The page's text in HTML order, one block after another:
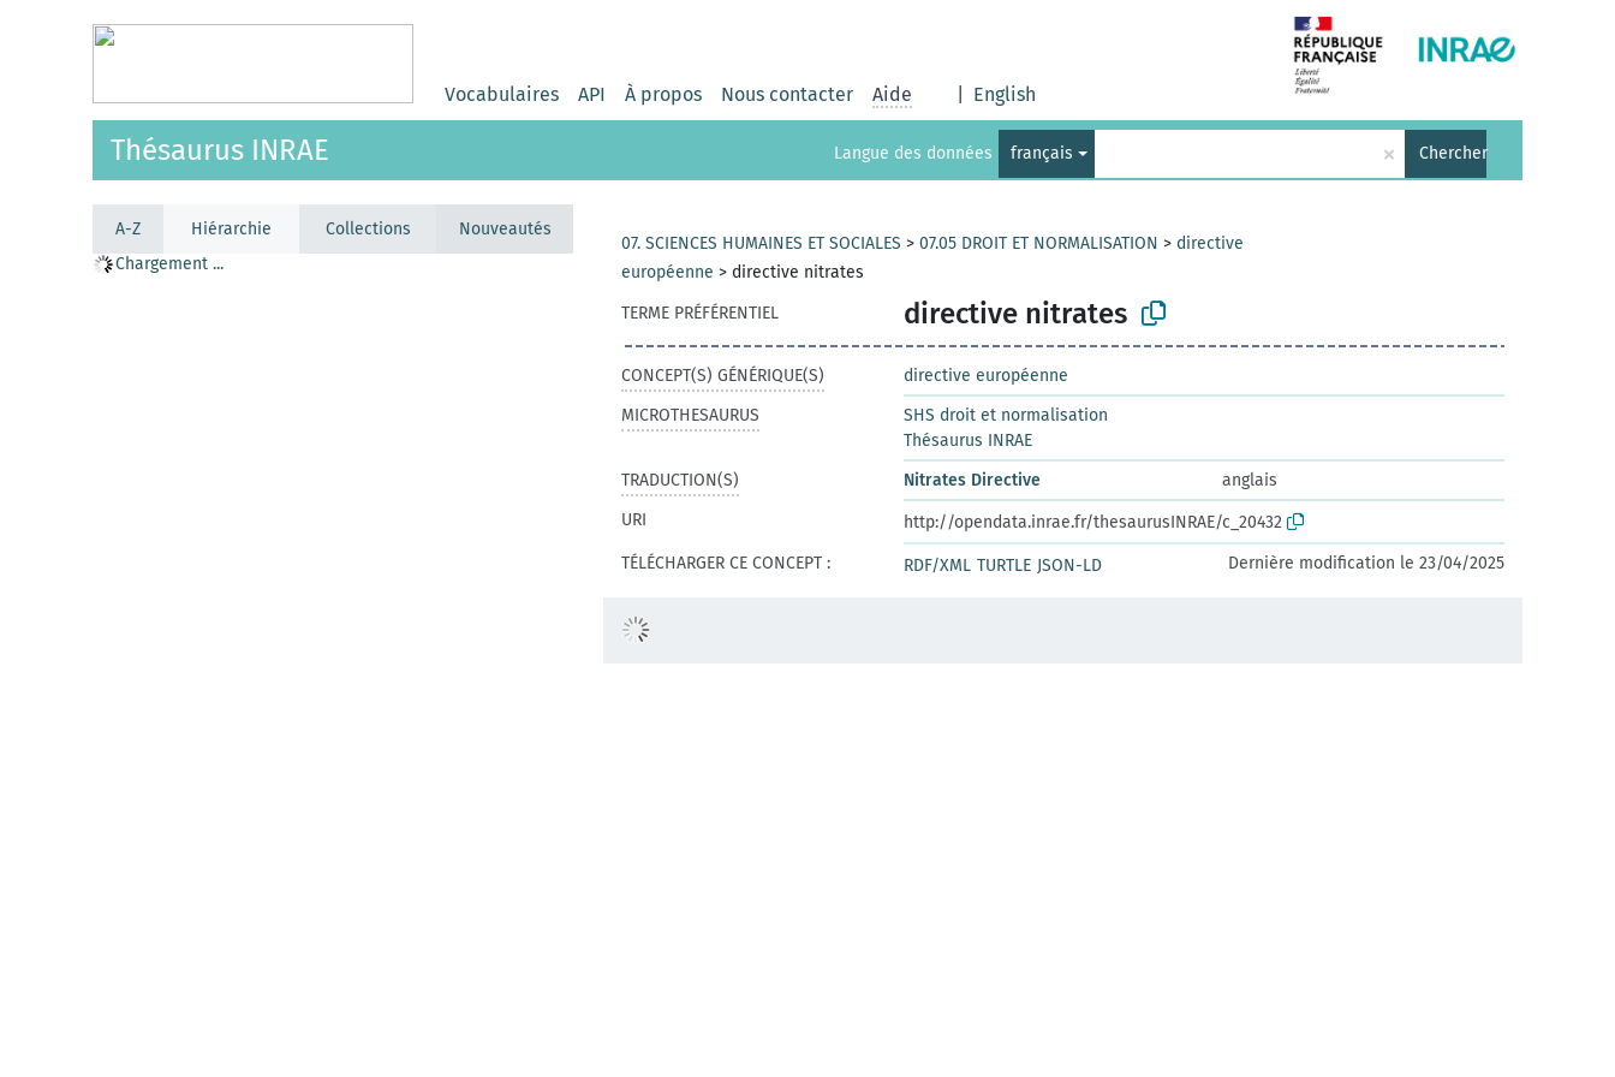
Vocabulaires API À propos Nous contacter Aide English
Thésaurus INRAE Langue des données français × Chercher
A-Z Hiérarchie Collections
Nouveautés
Chargement ...
07. SCIENCES HUMAINES ET SOCIALES > 07.05 DROIT ET NORMALISATION > directive
européenne > directive nitrates
TERME PRÉFÉRENTIEL
directive nitrates
CONCEPT(S) GÉNÉRIQUE(S)
directive européenne
MICROTHESAURUS
SHS droit et normalisation
Thésaurus INRAE
TRADUCTION(S)
Nitrates Directive
anglais
URI
http://opendata.inrae.fr/thesaurusINRAE/c_20432
TÉLÉCHARGER CE CONCEPT :
RDF/XML TURTLE JSON-LD Dernière modification le 23/04/2025